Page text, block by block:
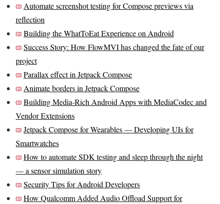
Automate screenshot testing for Compose previews via
reflection
Building the WhatToEat Experience on Android
Success Story: How FlowMVI has changed the fate of our
project
Parallax effect in Jetpack Compose
Animate borders in Jetpack Compose
Building Media-Rich Android Apps with MediaCodec and
Vendor Extensions
Jetpack Compose for Wearables — Developing UIs for
Smartwatches
How to automate SDK testing and sleep through the night
— a sensor simulation story
Security Tips for Android Developers
How Qualcomm Added Audio Offload Support for